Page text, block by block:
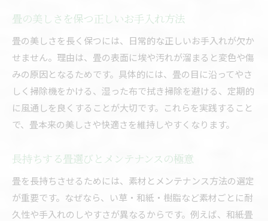
畳の美しさを保つ正しいお手入れ方法
畳の美しさを長く保つには、日常的な正しいお手入れが欠か
せません。理由は、畳の表面に埃や汚れが溜まると変色や傷
みの原因となるためです。具体的には、畳の目に沿ってやさ
しく掃除機をかける、湿った布で拭き掃除を避ける、定期的
に風通しを良くすることが大切です。これらを実践すること
で、畳本来の美しさや快適さを維持しやすくなります。
長持ちする畳選びとメンテナンスの極意
畳を長持ちさせるためには、素材とメンテナンス方法の選定
が重要です。なぜなら、い草・和紙・樹脂など素材ごとに耐
久性や手入れのしやすさが異なるからです。例えば、和紙畳